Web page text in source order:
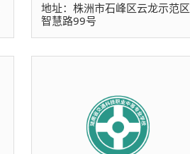
地址：株洲市石峰区云龙示范区
智慧路99号